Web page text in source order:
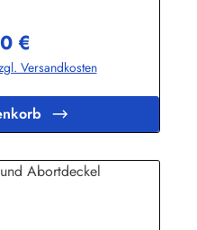
werden, weil sonst
Emailleschilder können
geht's zu den
Bini Inh. Eda
1a22457
Preis:
€
Versandkosten